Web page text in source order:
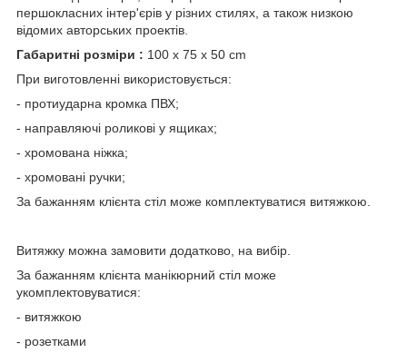
першокласних інтер'єрів у різних стилях, а також низкою
відомих авторських проектів.
Габаритні розміри : 100 x 75 x 50 cm
При виготовленні використовується:
- протиударна кромка ПВХ;
- направляючі роликові у ящиках;
- хромована ніжка;
- хромовані ручки;
За бажанням клієнта стіл може комплектуватися витяжкою.
Витяжку можна замовити додатково, на вибір.
За бажанням клієнта манікюрний стіл може
укомплектовуватися:
- витяжкою
- розетками